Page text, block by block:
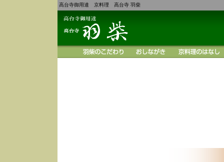
高台寺御用達 京料理 高台寺 羽柴